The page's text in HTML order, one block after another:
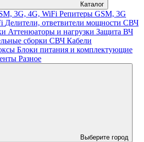
Каталог
3G, 4G, WiFi Репитеры GSM, 3G
Делители, ответвители мощности СВЧ
Аттенюаторы и нагрузки Защита ВЧ
сборки СВЧ Кабели
Блоки питания и комплектующие
Разное
Выберите город